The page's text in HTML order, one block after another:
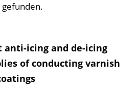
gefunden.
anti-icing and de-icing
of conducting varnish